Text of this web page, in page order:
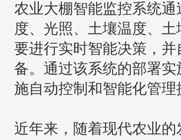
农业大棚智能监控系统
度、光照、土壤温度、
要进行实时智能决策，
备。通过该系统的部署
施自动控制和智能化管
近年来，随着现代农业